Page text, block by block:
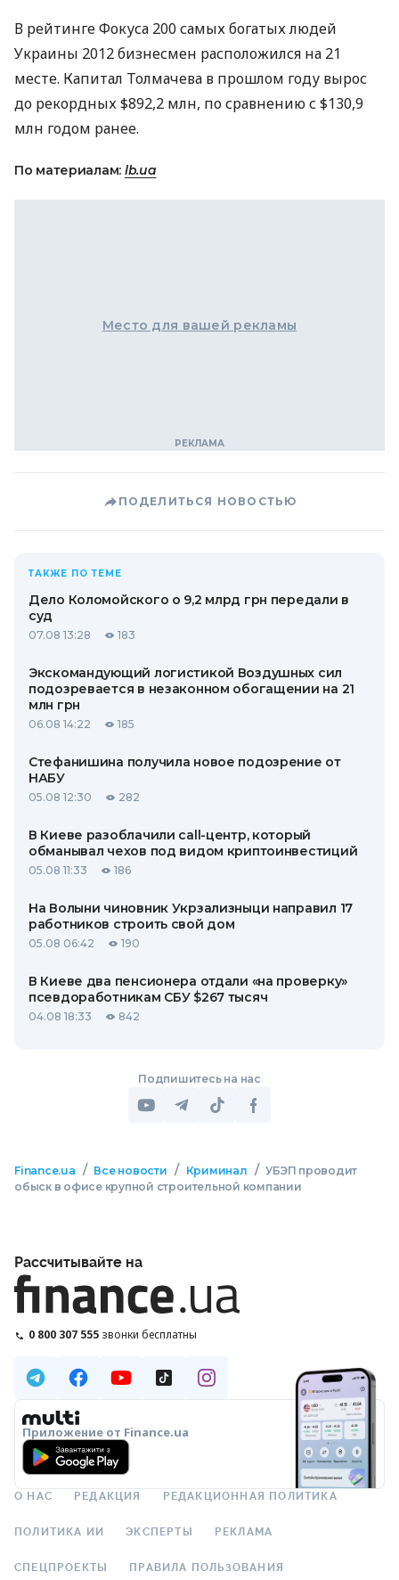
В рейтинге Фокуса 200 самых богатых людей
Украины 2012 бизнесмен расположился на 21
месте. Капитал Толмачева в прошлом году вырос
до рекордных $892,2 млн, по сравнению с $130,9
млн годом ранее.
По материалам: lb.ua
Место для вашей рекламы
ПОДЕЛИТЬСЯ НОВОСТЬЮ
ТАКЖЕ ПО ТЕМЕ
Дело Коломойского о 9,2 млрд грн передали в
суд
07.08 13:28 183
Экскомандующий логистикой Воздушных сил
подозревается в незаконном обогащении на 21
млн грн
06.08 14:22 185
Стефанишина получила новое подозрение от
НАБУ
05.08 12:30 282
В Киеве разоблачили call-центр, который
обманывал чехов под видом криптоинвестиций
05.08 11:33 186
На Волыни чиновник Укрзализныци направил 17
работников строить свой дом
05.08 06:42 190
В Киеве два пенсионера отдали «на проверку»
псевдоработникам СБУ $267 тысяч
04.08 18:33 842
Подпишитесь на нас
Finance.ua / Все новости / Криминал / УБЭП проводит
обыск в офисе крупной строительной компании
Рассчитывайте на
0 800 307 555 звонки бесплатны
Приложение от Finance.ua
О НАС РЕДАКЦИЯ РЕДАКЦИОННАЯ ПОЛИТИКА
ПОЛИТИКА ИИ ЭКСПЕРТЫ РЕКЛАМА
СПЕЦПРОЕКТЫ ПРАВИЛА ПОЛЬЗОВАНИЯ